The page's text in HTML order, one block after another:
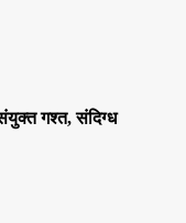
गश्त, संदिग्ध